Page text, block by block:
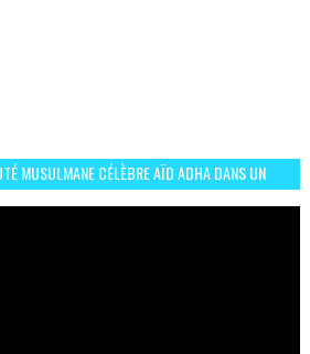
MUSULMANE CÉLÈBRE AÏD ADHA DANS UN